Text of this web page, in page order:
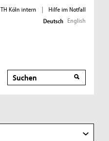
TH Köln intern |
Hilfe im Notfall
Deutsch English
Suche